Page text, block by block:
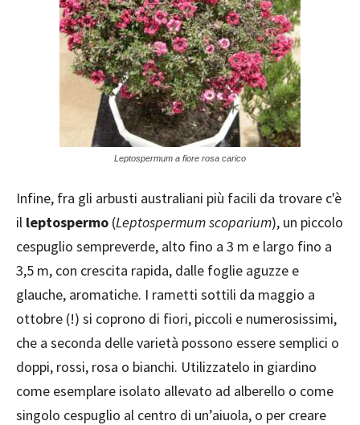
Leptospermum a fiore rosa carico
Infine, fra gli arbusti australiani più facili da trovare c'è
il leptospermo (Leptospermum scoparium), un piccolo
cespuglio sempreverde, alto fino a 3 m e largo fino a
3,5 m, con crescita rapida, dalle foglie aguzze e
glauche, aromatiche. I rametti sottili da maggio a
ottobre (!) si coprono di fiori, piccoli e numerosissimi,
che a seconda delle varietà possono essere semplici o
doppi, rossi, rosa o bianchi. Utilizzatelo in giardino
come esemplare isolato allevato ad alberello o come
singolo cespuglio al centro di un’aiuola, o per creare